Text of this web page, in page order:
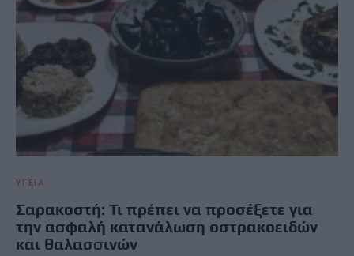
ΥΓΕΙΑ
Σαρακοστή: Τι πρέπει να προσέξετε για
την ασφαλή κατανάλωση οστρακοειδών
και θαλασσινών